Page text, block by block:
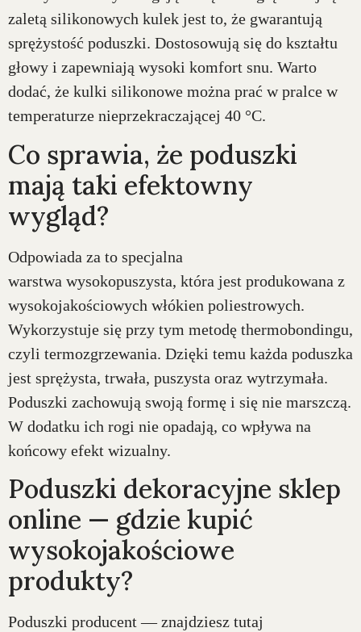
zaletą silikonowych kulek jest to, że gwarantują
sprężystość poduszki. Dostosowują się do kształtu
głowy i zapewniają wysoki komfort snu. Warto
dodać, że kulki silikonowe można prać w pralce w
temperaturze nieprzekraczającej 40 °C.
Co sprawia, że poduszki
mają taki efektowny
wygląd?
Odpowiada za to specjalna
warstwa wysokopuszysta, która jest produkowana z
wysokojakościowych włókien poliestrowych.
Wykorzystuje się przy tym metodę thermobondingu,
czyli termozgrzewania. Dzięki temu każda poduszka
jest sprężysta, trwała, puszysta oraz wytrzymała.
Poduszki zachowują swoją formę i się nie marszczą.
W dodatku ich rogi nie opadają, co wpływa na
końcowy efekt wizualny.
Poduszki dekoracyjne sklep
online — gdzie kupić
wysokojakościowe
produkty?
Poduszki producent — znajdziesz tutaj